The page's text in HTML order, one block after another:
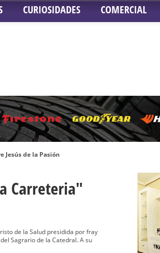
CURIOSIDADES COMERCIAL
Jesús de la Pasión
del Silencio
Señora de la Encarnación Coronada –
en su Soledad – San Lorenzo
Carreteria"
de la Salud presidida por fray
Sagrario de la Catedral. A su